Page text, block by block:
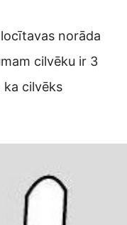
norāda
cilvēku ir 3
ka cilvēks